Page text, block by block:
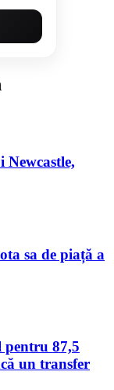
sa de piață a
pentru 87,5
un transfer